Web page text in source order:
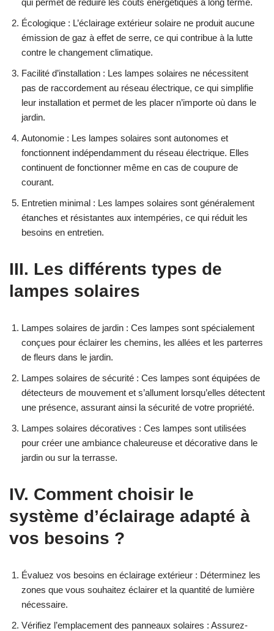
qui permet de réduire les coûts énergétiques à long terme.
Écologique : L’éclairage extérieur solaire ne produit aucune
émission de gaz à effet de serre, ce qui contribue à la lutte
contre le changement climatique.
Facilité d’installation : Les lampes solaires ne nécessitent
pas de raccordement au réseau électrique, ce qui simplifie
leur installation et permet de les placer n’importe où dans le
jardin.
Autonomie : Les lampes solaires sont autonomes et
fonctionnent indépendamment du réseau électrique. Elles
continuent de fonctionner même en cas de coupure de
courant.
Entretien minimal : Les lampes solaires sont généralement
étanches et résistantes aux intempéries, ce qui réduit les
besoins en entretien.
III. Les différents types de
lampes solaires
Lampes solaires de jardin : Ces lampes sont spécialement
conçues pour éclairer les chemins, les allées et les parterres
de fleurs dans le jardin.
Lampes solaires de sécurité : Ces lampes sont équipées de
détecteurs de mouvement et s’allument lorsqu’elles détectent
une présence, assurant ainsi la sécurité de votre propriété.
Lampes solaires décoratives : Ces lampes sont utilisées
pour créer une ambiance chaleureuse et décorative dans le
jardin ou sur la terrasse.
IV. Comment choisir le
système d’éclairage adapté à
vos besoins ?
Évaluez vos besoins en éclairage extérieur : Déterminez les
zones que vous souhaitez éclairer et la quantité de lumière
nécessaire.
Vérifiez l’emplacement des panneaux solaires : Assurez-